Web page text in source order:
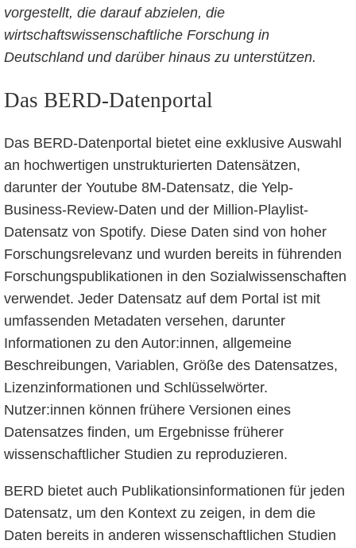
vorgestellt, die darauf abzielen, die
wirtschaftswissenschaftliche Forschung in
Deutschland und darüber hinaus zu unterstützen.
Das BERD-Datenportal
Das BERD-Datenportal bietet eine exklusive Auswahl
an hochwertigen unstrukturierten Datensätzen,
darunter der Youtube 8M-Datensatz, die Yelp-
Business-Review-Daten und der Million-Playlist-
Datensatz von Spotify. Diese Daten sind von hoher
Forschungsrelevanz und wurden bereits in führenden
Forschungspublikationen in den Sozialwissenschaften
verwendet. Jeder Datensatz auf dem Portal ist mit
umfassenden Metadaten versehen, darunter
Informationen zu den Autor:innen, allgemeine
Beschreibungen, Variablen, Größe des Datensatzes,
Lizenzinformationen und Schlüsselwörter.
Nutzer:innen können frühere Versionen eines
Datensatzes finden, um Ergebnisse früherer
wissenschaftlicher Studien zu reproduzieren.
BERD bietet auch Publikationsinformationen für jeden
Datensatz, um den Kontext zu zeigen, in dem die
Daten bereits in anderen wissenschaftlichen Studien